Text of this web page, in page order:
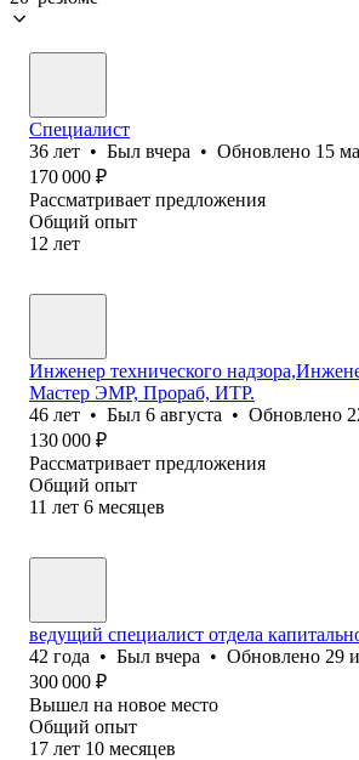
Специалист
36 лет • Был вчера • Обновлено 15
170 000 ₽
Рассматривает предложения
Общий опыт
12 лет
Инженер технического
Мастер ЭМР, Прораб, ИТР.
46 лет • Был 6 августа • Обновлено
130 000 ₽
Рассматривает предложения
Общий опыт
11 лет 6 месяцев
ведущий специалист отдела
42 года • Был вчера • Обновлено 29
300 000 ₽
Вышел на новое место
Общий опыт
17 лет 10 месяцев